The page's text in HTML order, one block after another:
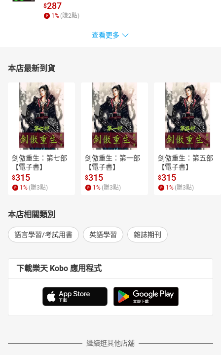
$287
1 % (賺2點)
查看更多
本店最新到貨
剑傲重生：第七部
【電子書】
$315
1 % (賺3點)
剑傲重生：第一部
【電子書】
$315
1 % (賺3點)
剑傲重生：第五部
【電子書】
$315
1 % (賺3點)
本店相關類別
語言學習/考試用書 英語學習 雜誌期刊
下載樂天 Kobo 應用程式
繼續逛其他店舖